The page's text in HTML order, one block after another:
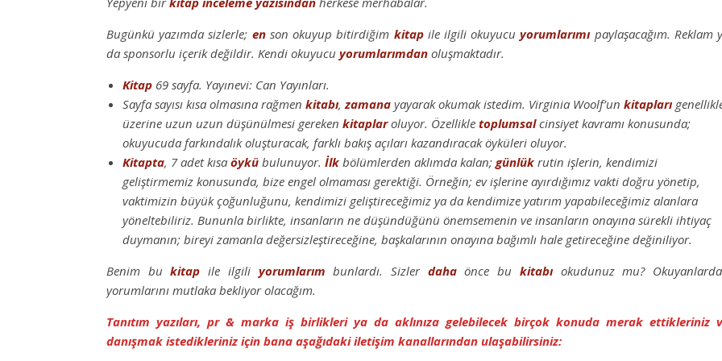
Bugünkü yazımda sizlerle; enson okuyup bitirdiğim kitapile ilgili okuyucuyorumlarımıpaylaşacağım. Reklam
da sponsorlu içerik değildir. Kendi okuyucu yorumlarımdan oluşmaktadır.
Kitap 69 sayfa. Yayınevi: Can Yayınları.
Sayfa sayısı kısa olmasına rağmen kitabı, zamana yayarak okumak istedim. Virginia Woolf’un kitapları
üzerine uzun uzun düşünülmesi gereken kitaplaroluyor. Özellikle toplumsalcinsiyet kavramı konusunda;
okuyucuda farkındalık oluşturacak, farklı bakış açıları kazandıracak öyküleri oluyor.
Kitapta, 7 adet kısa öykü bulunuyor. İlk bölümlerden aklımda kalan; günlük rutin işlerin, kendimizi
geliştirmemiz konusunda, bize engel olmaması gerektiği. Örneğin; ev işlerine ayırdığımız vakti doğru yönetip,
vaktimizin büyük çoğunluğunu, kendimizi geliştireceğimiz ya da kendimize yatırım yapabileceğimiz alanlara
yöneltebiliriz. Bununla birlikte, insanların ne düşündüğünü önemsemenin ve insanların onayına sürekli ihtiyaç
duymanın; bireyi zamanla değersizleştireceğine, başkalarının onayına bağımlı hale getireceğine değiniliyor.
Benim bukitap ile ilgili yorumlarım bunlardı. Sizler dahaönce bu kitabıokudunuz mu?
yorumlarını mutlaka bekliyor olacağım.
Tanıtım yazıları, pr & marka iş birlikleri ya da aklınıza gelebilecek birçok konuda merak ettikleriniz
danışmak istedikleriniz için bana aşağıdaki iletişim kanallarından ulaşabilirsiniz: